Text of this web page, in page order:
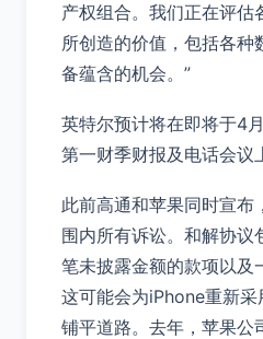
产权组合。我们正在评估
所创造的价值，包括各种
备蕴含的机会。”
英特尔预计将在即将于4
第一财季财报及电话会议
此前高通和苹果同时宣布
围内所有诉讼。和解协议
笔未披露金额的款项以及
这可能会为iPhone重新
铺平道路。去年，苹果公